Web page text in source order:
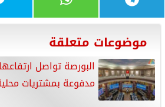
موضوعات متعلقة
البورصة تواصل
مدفوعة بمشتريات